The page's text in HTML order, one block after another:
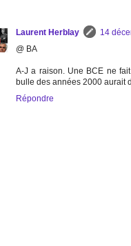
Laurent Herblay
14
@ BA
A-J a raison. Une BCE ne
bulle des années 2000 aurait
Répondre